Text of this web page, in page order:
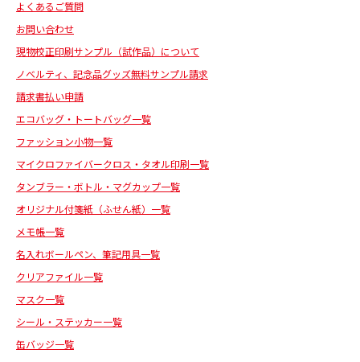
よくあるご質問
お問い合わせ
現物校正印刷サンプル（試作品）について
ノベルティ、記念品グッズ無料サンプル請求
請求書払い申請
エコバッグ・トートバッグ一覧
ファッション小物一覧
マイクロファイバークロス・タオル印刷一覧
タンブラー・ボトル・マグカップ一覧
オリジナル付箋紙（ふせん紙）一覧
メモ帳一覧
名入れボールペン、筆記用具一覧
クリアファイル一覧
マスク一覧
シール・ステッカー一覧
缶バッジ一覧